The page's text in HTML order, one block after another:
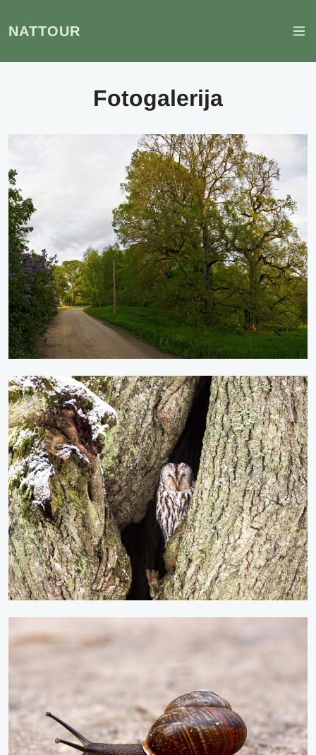
NATTOUR
Fotogalerija